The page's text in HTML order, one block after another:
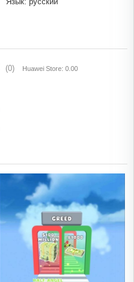
(0) Huawei Store: 0.00